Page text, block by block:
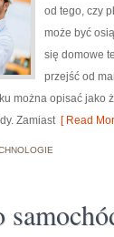
od tego, czy
może być
się domowe
przejść od
można opisać jako
Zamiast[ Read